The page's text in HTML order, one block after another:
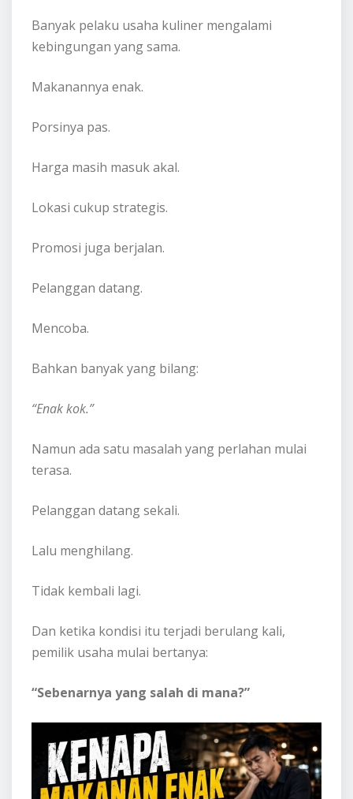
Banyak pelaku usaha kuliner mengalami
kebingungan yang sama.
Makanannya enak.
Porsinya pas.
Harga masih masuk akal.
Lokasi cukup strategis.
Promosi juga berjalan.
Pelanggan datang.
Mencoba.
Bahkan banyak yang bilang:
“Enak kok.”
Namun ada satu masalah yang perlahan mulai
terasa.
Pelanggan datang sekali.
Lalu menghilang.
Tidak kembali lagi.
Dan ketika kondisi itu terjadi berulang kali,
pemilik usaha mulai bertanya:
“Sebenarnya yang salah di mana?”